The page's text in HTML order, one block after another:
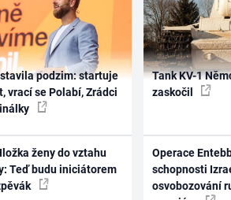
podzim: startuje
vrací se Polabí, Zrádci
ženy do vztahu
Teď budu iniciátorem
Tank KV-1
zaskočil
Operace
schopnosti
osvobozování